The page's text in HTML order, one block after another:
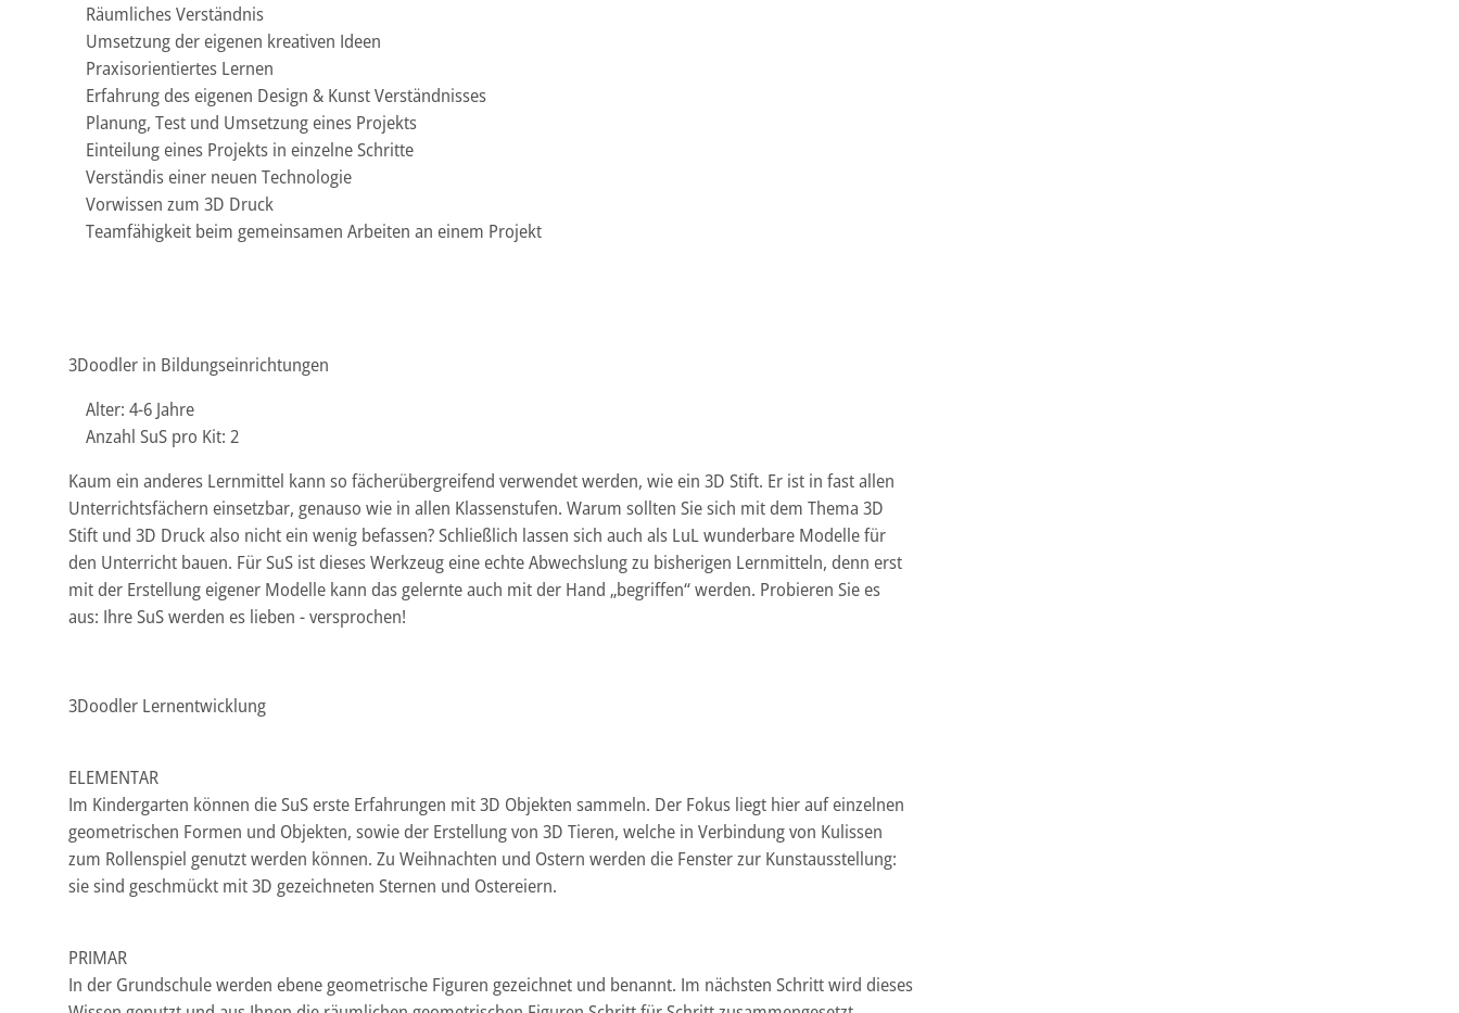
Räumliches Verständnis
Umsetzung der eigenen kreativen Ideen
Praxisorientiertes Lernen
Erfahrung des eigenen Design & Kunst Verständnisses
Planung, Test und Umsetzung eines Projekts
Einteilung eines Projekts in einzelne Schritte
Verständis einer neuen Technologie
Vorwissen zum 3D Druck
Teamfähigkeit beim gemeinsamen Arbeiten an einem Projekt
3Doodler in Bildungseinrichtungen
Alter: 4-6 Jahre
Anzahl SuS pro Kit: 2
Kaum ein anderes Lernmittel kann so fächerübergreifend verwendet werden, wie ein 3D Stift. Er ist in fast allen
Unterrichtsfächern einsetzbar, genauso wie in allen Klassenstufen. Warum sollten Sie sich mit dem Thema 3D
Stift und 3D Druck also nicht ein wenig befassen? Schließlich lassen sich auch als LuL wunderbare Modelle für
den Unterricht bauen. Für SuS ist dieses Werkzeug eine echte Abwechslung zu bisherigen Lernmitteln, denn erst
mit der Erstellung eigener Modelle kann das gelernte auch mit der Hand „begriffen“ werden. Probieren Sie es
aus: Ihre SuS werden es lieben - versprochen!
3Doodler Lernentwicklung
ELEMENTAR
Im Kindergarten können die SuS erste Erfahrungen mit 3D Objekten sammeln. Der Fokus liegt hier auf einzelnen
geometrischen Formen und Objekten, sowie der Erstellung von 3D Tieren, welche in Verbindung von Kulissen
zum Rollenspiel genutzt werden können. Zu Weihnachten und Ostern werden die Fenster zur Kunstausstellung:
sie sind geschmückt mit 3D gezeichneten Sternen und Ostereiern.
PRIMAR
In der Grundschule werden ebene geometrische Figuren gezeichnet und benannt. Im nächsten Schritt wird dieses